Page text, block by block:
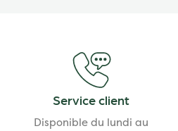
Service client
Disponible du lundi au